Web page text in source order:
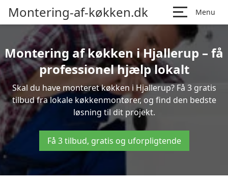
Montering-af-køkken.dk Menu
Montering af køkken i Hjallerup – få
professionel hjælp lokalt
Skal du have monteret køkken i Hjallerup? Få 3 gratis
tilbud fra lokale køkkenmontører, og find den bedste
løsning til dit projekt.
Få 3 tilbud, gratis og uforpligtende